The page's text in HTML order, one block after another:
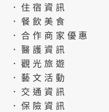
．住宿資訊
．餐飲美食
．合作商家優惠
．醫護資訊
．觀光旅遊
．藝文活動
．交通資訊
．保險資訊